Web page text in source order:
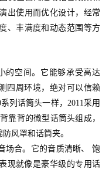
出使用而优化设计，经常
、丰满度和动态范围等方
的空间。它能够承受高达
四周环境，绝对可以信赖
列话筒头一样，2011采用
靠背的微型话筒头组成，
风罩和话筒夹。
场合。它的音质清晰、 饱
现就像是豪华级的专用话